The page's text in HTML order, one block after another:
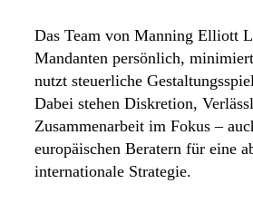
Das Team von Manning Elliott
Mandanten persönlich,
nutzt steuerliche
Dabei stehen Diskretion,
Zusammenarbeit im Fokus –
europäischen Beratern für eine
internationale Strategie.